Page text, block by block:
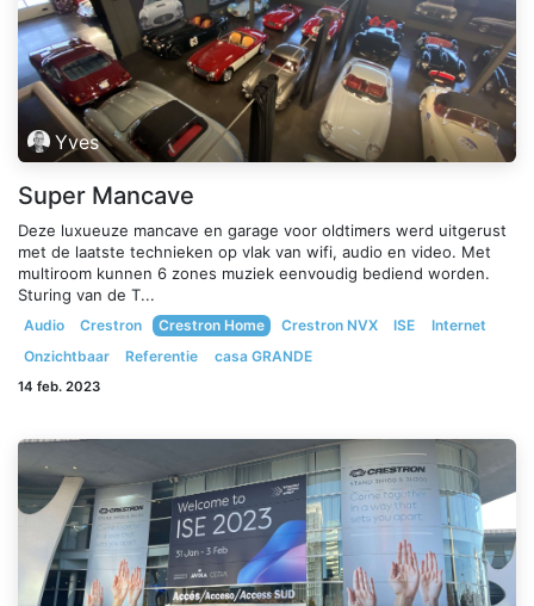
Yves
Super Mancave
Deze luxueuze mancave en garage voor oldtimers werd uitgerust
met de laatste technieken op vlak van wifi, audio en video. Met
multiroom kunnen 6 zones muziek eenvoudig bediend worden.
Sturing van de T...
Audio Crestron Crestron Home Crestron NVX ISE
Internet
Onzichtbaar
Referentie casa GRANDE
14 feb. 2023